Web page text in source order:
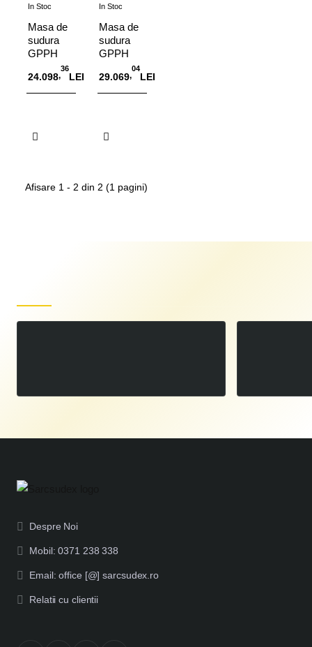
In Stoc
Masa de
sudura
GPPH
PLUS,
ridicare
24.098,
36
LEI
In Stoc
Masa de
sudura
GPPH
PRO,
ridicare
29.069,
04
LEI
Afisare 1 - 2 din 2 (1 pagini)
Despre Noi
Mobil: 0371 238 338
Email: office [@] sarcsudex.ro
Relatii cu clientii